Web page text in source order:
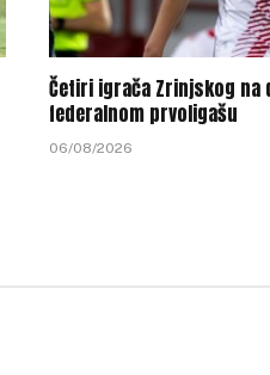
Četiri igrača Zrinjskog
federalnom prvoligašu
06/08/2026